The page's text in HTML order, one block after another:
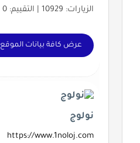
الزيارات: 10929 | التقييم: 0 | المقيّمين: 0 | الدولة:
عرض كافة بيانات الموقع
نولوج
https://www.1noloj.com